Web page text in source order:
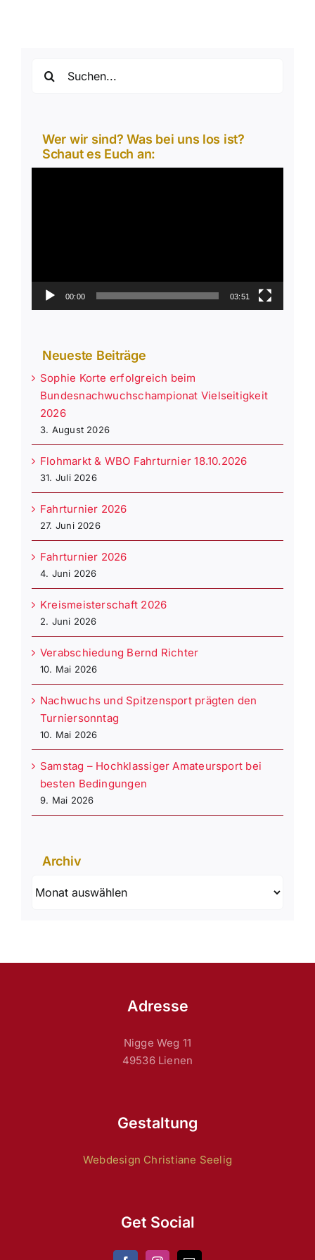
nach:
Wer wir sind? Was bei uns los ist?
Schaut es Euch an:
00:00 03:51
Neueste Beiträge
Sophie Korte erfolgreich beim
Bundesnachwuchschampionat Vielseitigkeit
2026
3. August 2026
Flohmarkt & WBO Fahrturnier 18.10.2026
31. Juli 2026
Fahrturnier 2026
27. Juni 2026
Fahrturnier 2026
4. Juni 2026
Kreismeisterschaft 2026
2. Juni 2026
Verabschiedung Bernd Richter
10. Mai 2026
Nachwuchs und Spitzensport prägten den
Turniersonntag
10. Mai 2026
Samstag – Hochklassiger Amateursport bei
besten Bedingungen
9. Mai 2026
Archiv
Adresse
Nigge Weg 11
49536 Lienen
Gestaltung
Webdesign Christiane Seelig
Get Social